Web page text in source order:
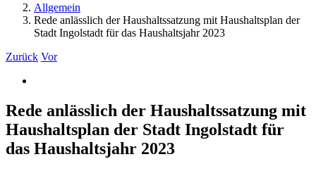
Allgemein
Rede anlässlich der Haushaltssatzung mit Haushaltsplan der
Stadt Ingolstadt für das Haushaltsjahr 2023
Zurück Vor
Bild
Rede anlässlich der Haushaltssatzung mit
Haushaltsplan der Stadt Ingolstadt für
das Haushaltsjahr 2023